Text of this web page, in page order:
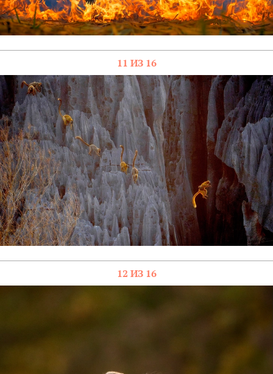
11 ИЗ 16
12 ИЗ 16